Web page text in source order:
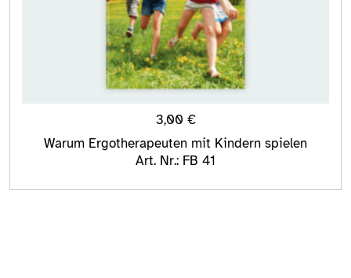
3,00 €
Warum Ergotherapeuten mit Kindern spielen
Art. Nr.: FB 41